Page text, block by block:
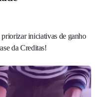
iniciativas de ganho
da Creditas!